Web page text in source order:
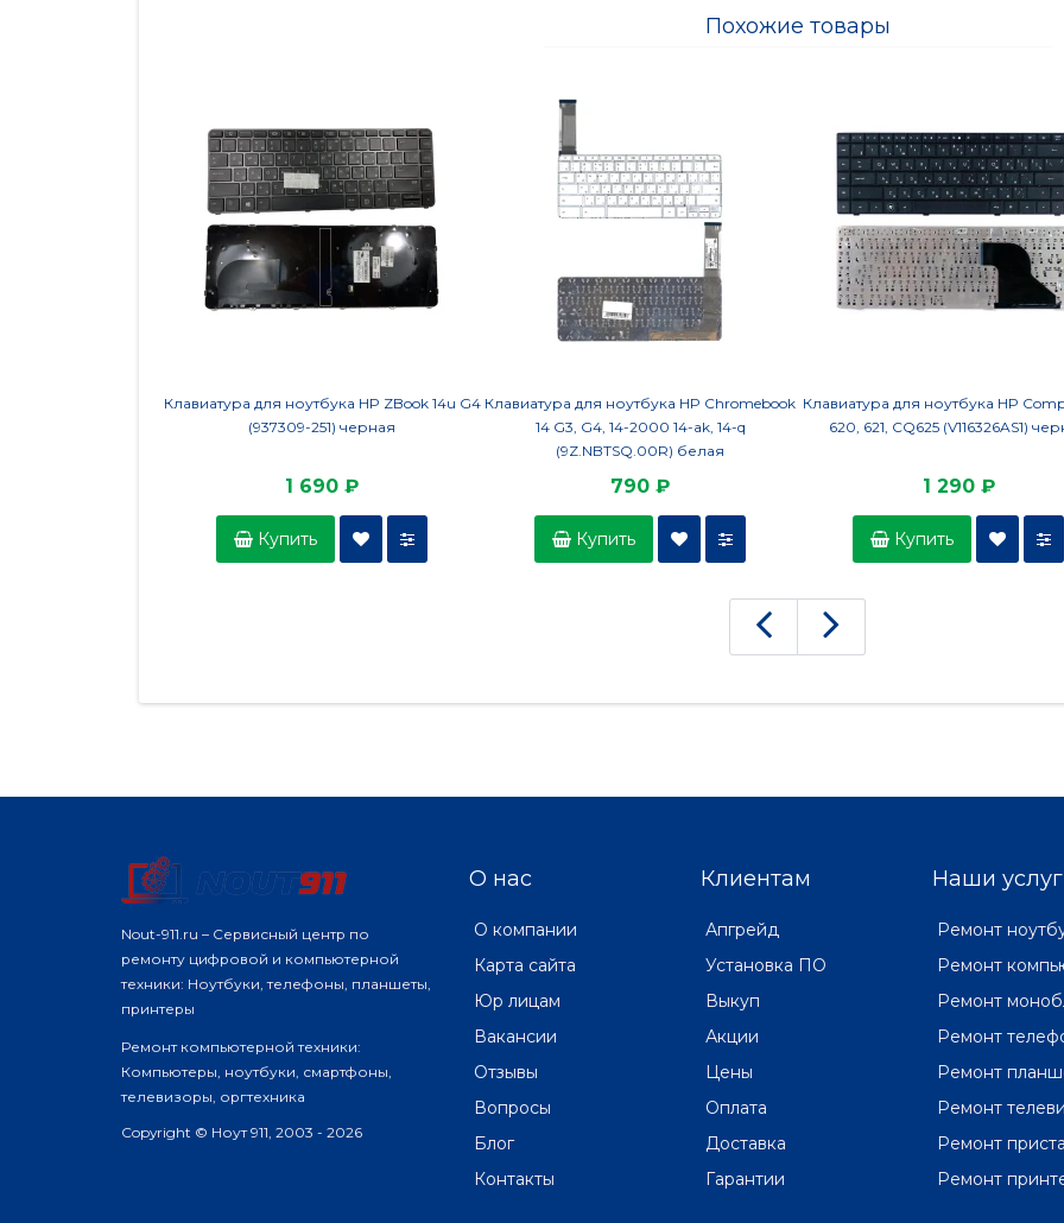
Похожие товары
Клавиатура для ноутбука HP ZBook 14u G4
(937309-251) черная
1 690 ₽
Купить
Клавиатура для ноутбука HP Chromebook
14 G3, G4, 14-2000 14-ak, 14-q
(9Z.NBTSQ.00R) белая
790 ₽
Купить
Клавиатура для ноутбука HP
620, 621, CQ625 (V116326AS1)
1 290 ₽
Купить
Nout-911.ru – Сервисный центр по
ремонту цифровой и компьютерной
техники: Ноутбуки, телефоны, планшеты,
принтеры
Ремонт компьютерной техники:
Компьютеры, ноутбуки, смартфоны,
телевизоры, оргтехника
Copyright © Ноут 911, 2003 - 2026
О нас
О компании
Карта сайта
Юр лицам
Вакансии
Отзывы
Вопросы
Блог
Контакты
Клиентам
Апгрейд
Установка ПО
Выкуп
Акции
Цены
Оплата
Доставка
Гарантии
Наши
Ремонт
Ремонт
Ремонт
Ремонт
Ремонт
Ремонт
Ремонт
Ремонт